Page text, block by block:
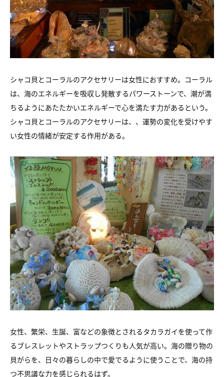
シャコ貝とコーラルのアクセサリーは女性におすすめ。 コーラル
は、海のエネルギーを吸収し発散するパワーストーンで、 潮が満
ちるようにあたたかいエネルギーで心を満たす力があるという。
シャコ貝とコーラルのアクセサリーは、、 運勢の変化を受けやす
い女性の情緒が安定する作用がある。
女性、繁栄、生誕、富などの象徴とされるタカラガイを使って作
るブレスレットやストラップつくりも人気が高い。 海の贈り物の
貝がらを、日々の暮らしの中で愛でるように使うことで、 海の持
つ不思議な力を感じられるはず。